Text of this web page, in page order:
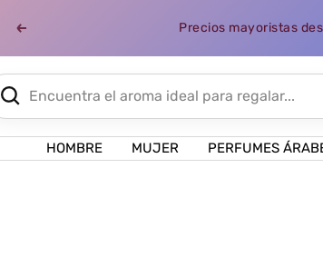
Anterior
Precios mayoristas
HOMBRE MUJER PERFUMES